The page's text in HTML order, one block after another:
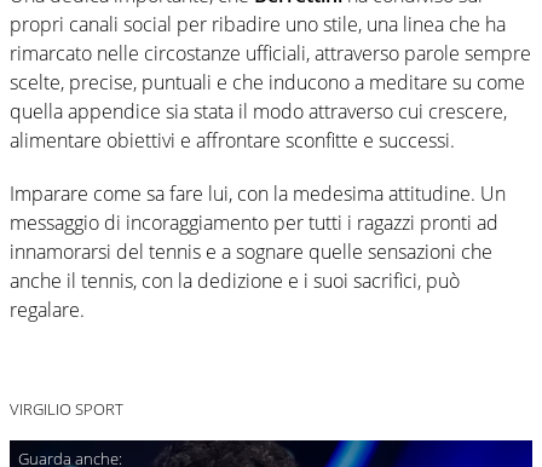
propri canali social per ribadire uno stile, una linea che ha
rimarcato nelle circostanze ufficiali, attraverso parole sempre
scelte, precise, puntuali e che inducono a meditare su come
quella appendice sia stata il modo attraverso cui crescere,
alimentare obiettivi e affrontare sconfitte e successi.
Imparare come sa fare lui, con la medesima attitudine. Un
messaggio di incoraggiamento per tutti i ragazzi pronti ad
innamorarsi del tennis e a sognare quelle sensazioni che
anche il tennis, con la dedizione e i suoi sacrifici, può
regalare.
VIRGILIO SPORT